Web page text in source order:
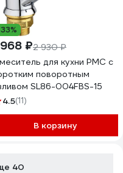
968 ₽2 930 ₽
для кухни РМС с
поворотным
SL86-004FBS-15
4.5(11)
В корзину
40